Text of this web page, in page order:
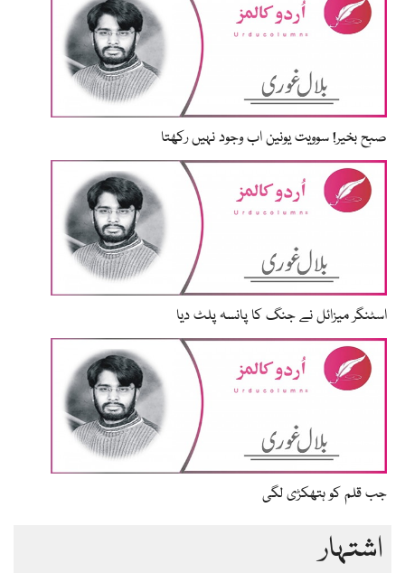
صبح بخیر! سوویت یونین اب وجود نہیں رکھتا
اسٹنگر میزائل نے جنگ کا پانسہ پلٹ دیا
جب قلم کو ہتھکڑی لگی
اشتہار